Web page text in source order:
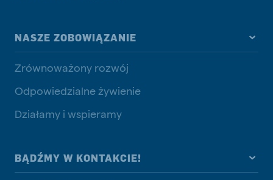
NASZE ZOBOWIĄZANIE
Zrównoważony rozwój
Odpowiedzialne żywienie
Działamy i wspieramy
BĄDŹMY W KONTAKCIE!